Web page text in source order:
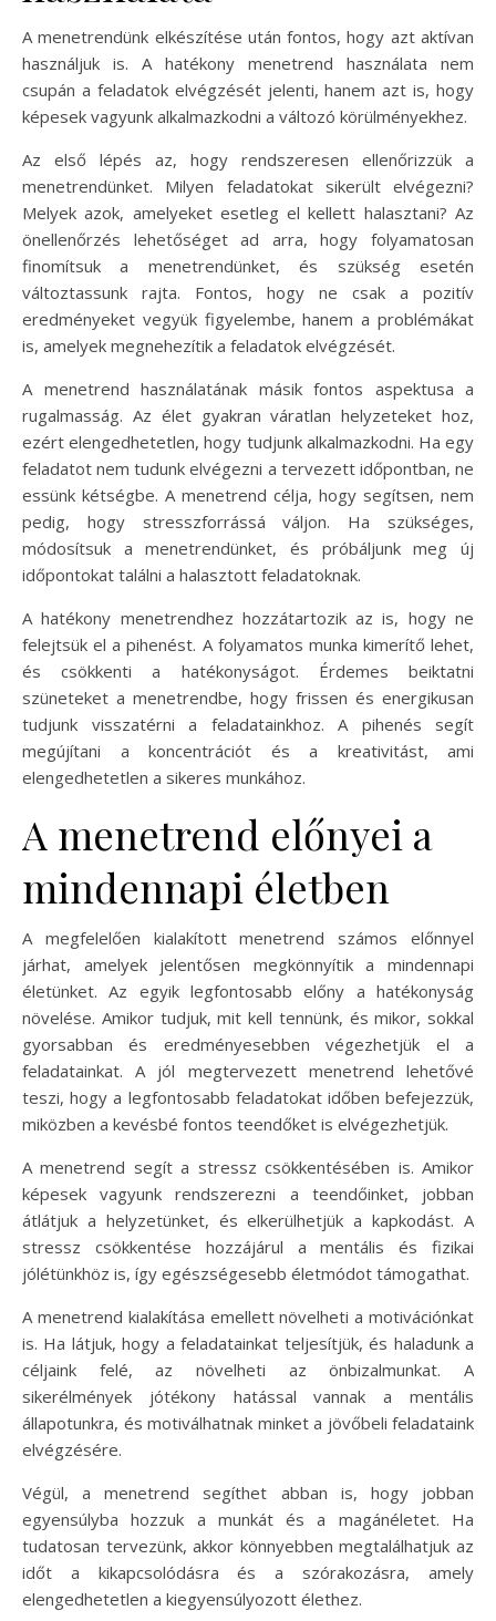
A menetrendünk elkészítése után fontos, hogy azt aktívan
használjuk is. A hatékony menetrend használata nem
csupán a feladatok elvégzését jelenti, hanem azt is, hogy
képesek vagyunk alkalmazkodni a változó körülményekhez.
Az első lépés az, hogy rendszeresen ellenőrizzük a
menetrendünket. Milyen feladatokat sikerült elvégezni?
Melyek azok, amelyeket esetleg el kellett halasztani? Az
önellenőrzés lehetőséget ad arra, hogy folyamatosan
finomítsuk a menetrendünket, és szükség esetén
változtassunk rajta. Fontos, hogy ne csak a pozitív
eredményeket vegyük figyelembe, hanem a problémákat
is, amelyek megnehezítik a feladatok elvégzését.
A menetrend használatának másik fontos aspektusa a
rugalmasság. Az élet gyakran váratlan helyzeteket hoz,
ezért elengedhetetlen, hogy tudjunk alkalmazkodni. Ha egy
feladatot nem tudunk elvégezni a tervezett időpontban, ne
essünk kétségbe. A menetrend célja, hogy segítsen, nem
pedig, hogy stresszforrássá váljon. Ha szükséges,
módosítsuk a menetrendünket, és próbáljunk meg új
időpontokat találni a halasztott feladatoknak.
A hatékony menetrendhez hozzátartozik az is, hogy ne
felejtsük el a pihenést. A folyamatos munka kimerítő lehet,
és csökkenti a hatékonyságot. Érdemes beiktatni
szüneteket a menetrendbe, hogy frissen és energikusan
tudjunk visszatérni a feladatainkhoz. A pihenés segít
megújítani a koncentrációt és a kreativitást, ami
elengedhetetlen a sikeres munkához.
A menetrend előnyei a
mindennapi életben
A megfelelően kialakított menetrend számos előnnyel
járhat, amelyek jelentősen megkönnyítik a mindennapi
életünket. Az egyik legfontosabb előny a hatékonyság
növelése. Amikor tudjuk, mit kell tennünk, és mikor, sokkal
gyorsabban és eredményesebben végezhetjük el a
feladatainkat. A jól megtervezett menetrend lehetővé
teszi, hogy a legfontosabb feladatokat időben befejezzük,
miközben a kevésbé fontos teendőket is elvégezhetjük.
A menetrend segít a stressz csökkentésében is. Amikor
képesek vagyunk rendszerezni a teendőinket, jobban
átlátjuk a helyzetünket, és elkerülhetjük a kapkodást. A
stressz csökkentése hozzájárul a mentális és fizikai
jólétünkhöz is, így egészségesebb életmódot támogathat.
A menetrend kialakítása emellett növelheti a motivációnkat
is. Ha látjuk, hogy a feladatainkat teljesítjük, és haladunk a
céljaink felé, az növelheti az önbizalmunkat. A
sikerélmények jótékony hatással vannak a mentális
állapotunkra, és motiválhatnak minket a jövőbeli feladataink
elvégzésére.
Végül, a menetrend segíthet abban is, hogy jobban
egyensúlyba hozzuk a munkát és a magánéletet. Ha
tudatosan tervezünk, akkor könnyebben megtalálhatjuk az
időt a kikapcsolódásra és a szórakozásra, amely
elengedhetetlen a kiegyensúlyozott élethez.